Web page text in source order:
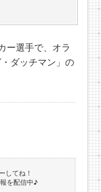
ー選手で、オラ
ダッチマン」の
してね！
を配信中♪